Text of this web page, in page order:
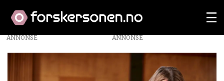
ANNONSE